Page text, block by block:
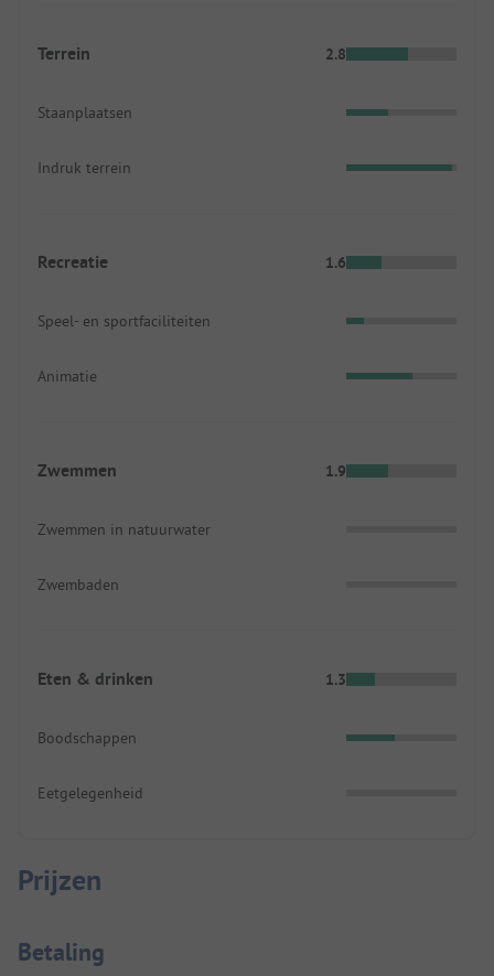
Terrein 2.8
Staanplaatsen
Indruk terrein
Recreatie 1.6
Speel- en sportfaciliteiten
Animatie
Zwemmen 1.9
Zwemmen in natuurwater
Zwembaden
Eten & drinken 1.3
Boodschappen
Eetgelegenheid
Prijzen
Betaalinformatie
Betaling